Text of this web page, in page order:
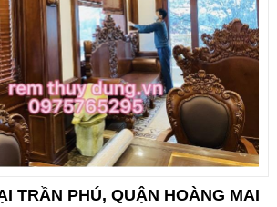
TRẦN PHÚ, QUẬN HOÀNG MAI